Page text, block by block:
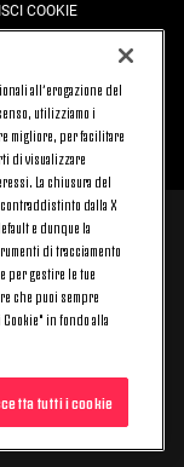
COOKIE
Torino - Italia;
è attivo dal lunedì al
sottoscritto con il
aggiuntivo.
all’erogazione del
utilizziamo i
migliore, per facilitare
di visualizzare
La chiusura del
dalla X
e dunque la
di tracciamento
per gestire le tue
che puoi sempre
in fondo alla
tutti i cookie